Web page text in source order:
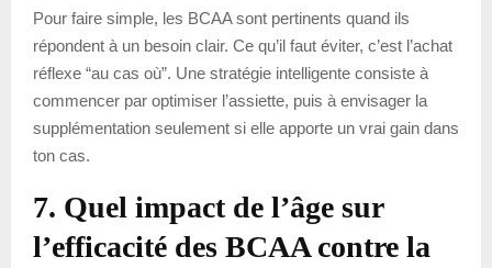
Pour faire simple, les BCAA sont pertinents quand ils
répondent à un besoin clair. Ce qu’il faut éviter, c’est l’achat
réflexe “au cas où”. Une stratégie intelligente consiste à
commencer par optimiser l’assiette, puis à envisager la
supplémentation seulement si elle apporte un vrai gain dans
ton cas.
7. Quel impact de l’âge sur
l’efficacité des BCAA contre la